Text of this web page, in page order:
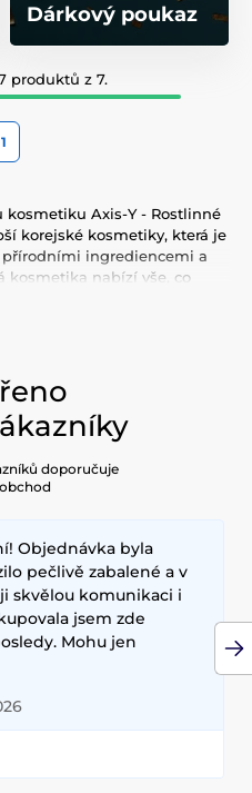
Dárkový poukaz
produktů z 7.
1
kosmetiku Axis-Y - Rostlinné
korejské kosmetiky, která je
ingrediencemi a
kosmetika nabízí vše, co
pro odlíčení a čištění pleti.
svými pleťovými
o vlasy, jako jsou
oleje a další. Nesmíme
kosmetiku pro Váš
patří šnečí extrakt,
kosmetiky jsou
složení a inovativní
a zářivou pleť.
doporučuje
Objednávka byla
pečlivě zabalené a v
skvělou komunikaci i
jsem zde
Mohu jen